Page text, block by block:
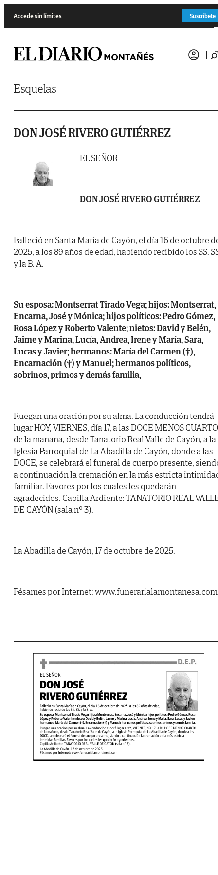
Accede sin límites Suscríbete
Esquelas
DON JOSÉ RIVERO GUTIÉRREZ
EL SEÑOR
DON JOSÉ RIVERO GUTIÉRREZ
Falleció en Santa María de Cayón, el día 16 de octubre
2025, a los 89 años de edad, habiendo recibido los SS.
y la B. A.
Su esposa: Montserrat Tirado Vega; hijos: Montserrat,
Encarna, José y Mónica; hijos políticos: Pedro Gómez,
Rosa López y Roberto Valente; nietos: David y Belén,
Jaime y Marina, Lucía, Andrea, Irene y María, Sara,
Lucas y Javier; hermanos: María del Carmen (†),
Encarnación (†) y Manuel; hermanos políticos,
sobrinos, primos y demás familia,
Ruegan una oración por su alma. La conducción tendrá
lugar HOY, VIERNES, día 17, a las DOCE MENOS CUARTO
de la mañana, desde Tanatorio Real Valle de Cayón, a la
Iglesia Parroquial de La Abadilla de Cayón, donde a las
DOCE, se celebrará el funeral de cuerpo presente,
a continuación la cremación en la más estricta
familiar. Favores por los cuales les quedarán
agradecidos. Capilla Ardiente: TANATORIO REAL
DE CAYÓN (sala nº 3).
La Abadilla de Cayón, 17 de octubre de 2025.
Pésames por Internet: www.funerarialamontanesa.com